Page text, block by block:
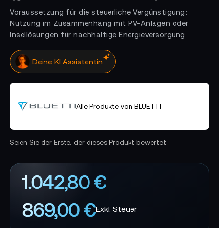
Voraussetzung für die steuerliche Vergünstigung:
Nutzung im Zusammenhang mit PV-Anlagen oder
Insellösungen für nachhaltige Energieversorgung
Deine KI Assistentin
Alle Produkte von BLUETTI
Seien Sie der Erste, der dieses Produkt bewertet
1.042,80 €
869,00 €